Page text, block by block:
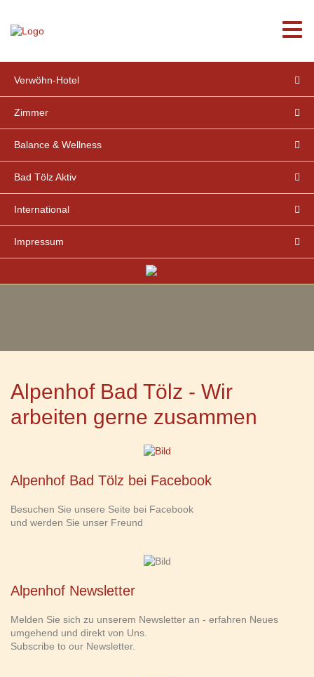
Verwöhn-Hotel
Zimmer
Balance & Wellness
Bad Tölz Aktiv
International
Impressum
Alpenhof Bad Tölz - Wir
arbeiten gerne zusammen
Alpenhof Bad Tölz bei Facebook
Besuchen Sie unsere Seite bei Facebook
und werden Sie unser Freund
Alpenhof Newsletter
Melden Sie sich zu unserem Newsletter an - erfahren Neues
umgehend und direkt von Uns.
Subscribe to our Newsletter.